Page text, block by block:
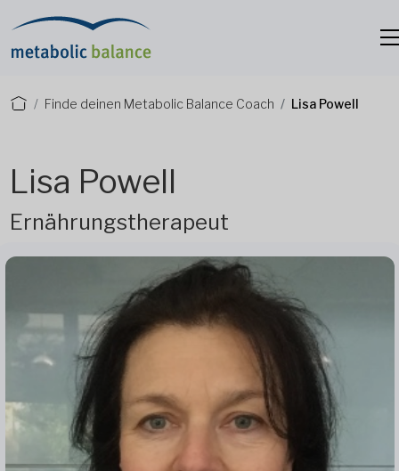
Finde deinen Metabolic Balance Coach Lisa Powell
Lisa Powell
Ernährungstherapeut